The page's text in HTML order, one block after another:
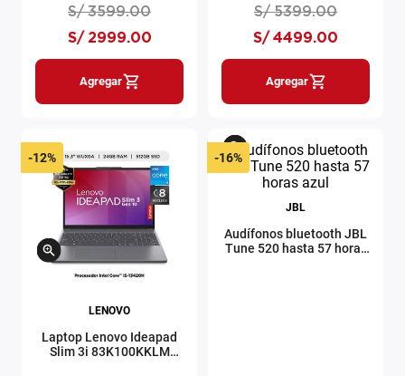
S/ 3599.00
S/ 2999.00
Agregar
S/ 5399.00
S/ 4499.00
Agregar
-12%
LENOVO
Laptop Lenovo Ideapad
Slim 3i 83K100KKLM
-16%
JBL
Audífonos bluetooth JBL
Tune 520 hasta 57 horas